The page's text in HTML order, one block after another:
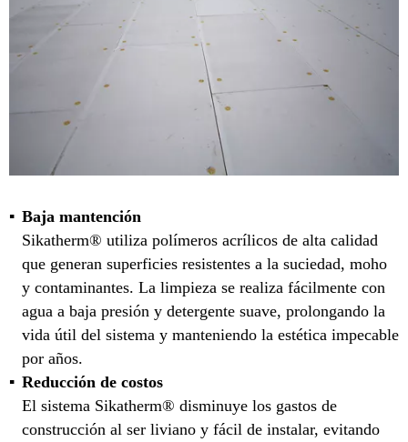
Baja mantención
Sikatherm® utiliza polímeros acrílicos de alta calidad
que generan superficies resistentes a la suciedad, moho
y contaminantes. La limpieza se realiza fácilmente con
agua a baja presión y detergente suave, prolongando la
vida útil del sistema y manteniendo la estética impecable
por años.
Reducción de costos
El sistema Sikatherm® disminuye los gastos de
construcción al ser liviano y fácil de instalar, evitando